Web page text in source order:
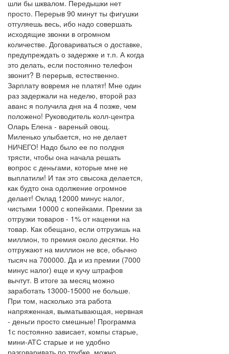
шли бы шквалом. Передышки нет
просто. Перерыв 90 минут ты фигушки
отгуляешь весь, ибо надо совершать
исходящие звонки в огромном
количестве. Договариваться о доставке,
предупреждать о задержке и т.п. А когда
это делать, если постоянно телефон
звонит? В перерыв, естественно.
Зарплату вовремя не платят! Мне один
раз задержали на неделю, второй раз
аванс я получила дня на 4 позже, чем
положено! Руководитель колл-центра
Оларь Елена - вареный овощ.
Миленько улыбается, но не делает
НИЧЕГО! Надо было ее по полдня
трясти, чтобы она начала решать
вопрос с деньгами, которые мне не
выплатили! И так это свысока делается,
как будто она одолжение огромное
делает! Оклад 12000 минус налог,
чистыми 10000 с копейками. Премии за
отгрузки товаров - 1% от наценки на
товар. Как обещано, если отгрузишь на
миллион, то премия около десятки. Но
отгружают на миллион не все, обычно
тысяч на 700000. Да и из премии (7000
минус налог) еще и кучу штрафов
вычтут. В итоге за месяц можно
заработать 13000-15000 не больше.
При том, насколько эта работа
напряженная, выматывающая, нервная
- деньги просто смешные! Программа
1с постоянно зависает, компы старые,
мини-АТС старые и не удобно
разговаривать по трубке, можно